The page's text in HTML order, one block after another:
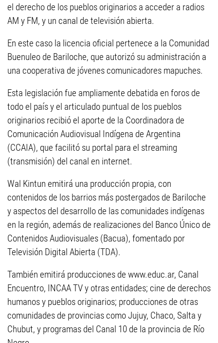
el derecho de los pueblos originarios a acceder a radios
AM y FM, y un canal de televisión abierta.
En este caso la licencia oficial pertenece a la Comunidad
Buenuleo de Bariloche, que autorizó su administración a
una cooperativa de jóvenes comunicadores mapuches.
Esta legislación fue ampliamente debatida en foros de
todo el país y el articulado puntual de los pueblos
originarios recibió el aporte de la Coordinadora de
Comunicación Audiovisual Indígena de Argentina
(CCAIA), que facilitó su portal para el streaming
(transmisión) del canal en internet.
Wal Kintun emitirá una producción propia, con
contenidos de los barrios más postergados de Bariloche
y aspectos del desarrollo de las comunidades indígenas
en la región, además de realizaciones del Banco Único de
Contenidos Audiovisuales (Bacua), fomentado por
Televisión Digital Abierta (TDA).
También emitirá producciones de www.educ.ar, Canal
Encuentro, INCAA TV y otras entidades; cine de derechos
humanos y pueblos originarios; producciones de otras
comunidades de provincias como Jujuy, Chaco, Salta y
Chubut, y programas del Canal 10 de la provincia de Río